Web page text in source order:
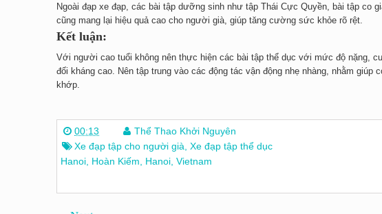
Ngoài đạp xe đạp, các bài tập dưỡng sinh như tập Thái Cực Quyền, bài tập co
cũng mang lại hiệu quả cao cho người già, giúp tăng cường sức khỏe rõ rệt.
Kết luận:
Với người cao tuổi không nên thực hiện các bài tập thể dục với mức độ nặng,
đối kháng cao. Nên tập trung vào các động tác vận động nhẹ nhàng, nhằm giúp
khớp.
00:13
Thể Thao Khởi Nguyên
Xe đạp tập cho người già Xe đạp tập thể dục
Hanoi, Hoàn Kiếm, Hanoi, Vietnam